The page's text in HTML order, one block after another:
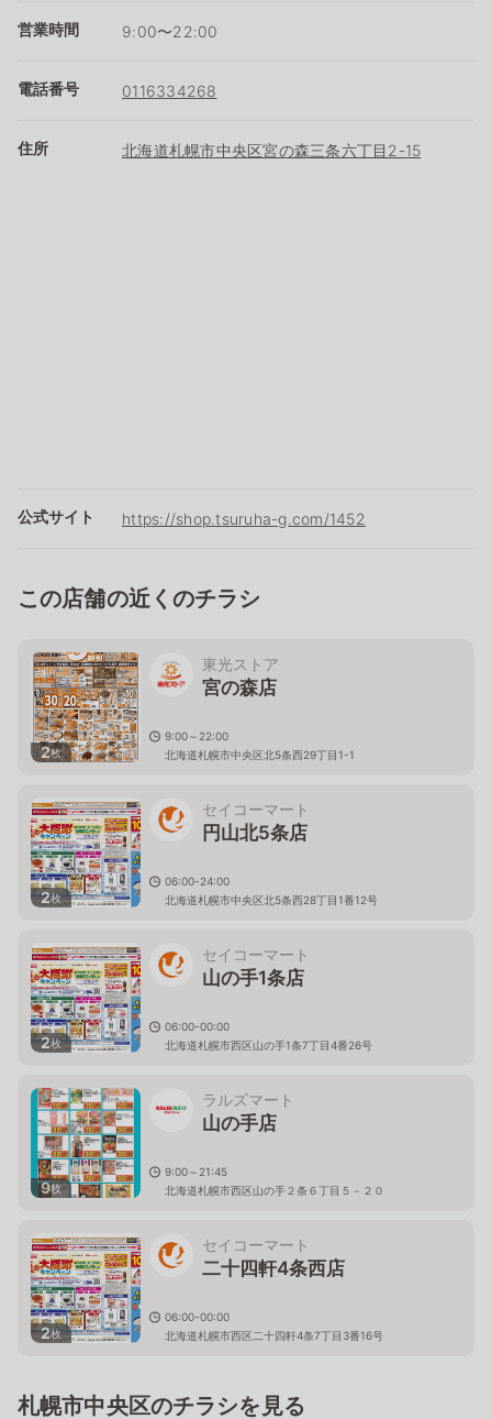
営業時間 9:00〜22:00
電話番号 0116334268
住所 北海道札幌市中央区宮の森三条六丁目2-15
公式サイト https://shop.tsuruha-g.com/1452
この店舗の近くのチラシ
2枚
東光ストア
宮の森店
9:00～22:00
北海道札幌市中央区北5条西29丁目1-1
2枚
セイコーマート
円山北5条店
06:00-24:00
北海道札幌市中央区北5条西28丁目1番12号
2枚
セイコーマート
山の手1条店
06:00-00:00
北海道札幌市西区山の手1条7丁目4番26号
9枚
ラルズマート
山の手店
9:00～21:45
北海道札幌市西区山の手２条６丁目５－２０
2枚
セイコーマート
二十四軒4条西店
06:00-00:00
北海道札幌市西区二十四軒4条7丁目3番16号
札幌市中央区のチラシを見る